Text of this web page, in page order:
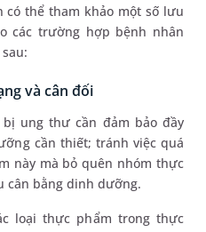
thể tham khảo một số lưu
các trường hợp bệnh nhân
và cân đối
ung thư cần đảm bảo đầy
cần thiết; tránh việc quá
này mà bỏ quên nhóm thực
cân bằng dinh dưỡng.
loại thực phẩm trong thực